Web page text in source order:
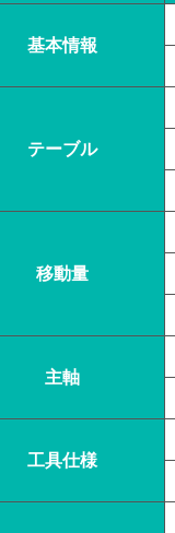
基本情報
テーブル
移動量
主軸
工具仕様